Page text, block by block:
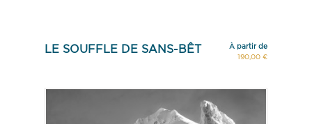
LE SOUFFLE DE SANS-BÊT
À partir de
190,00 €